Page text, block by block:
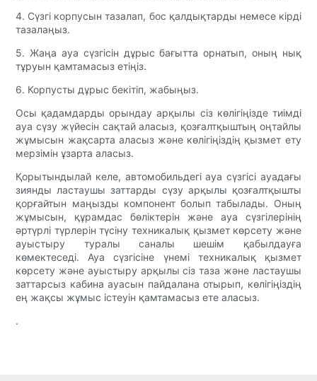
4. Сүзгі корпусын тазалап, бос қалдықтарды немесе кірді
тазалаңыз.
5. Жаңа ауа сүзгісін дұрыс бағытта орнатып, оның нық
тұруын қамтамасыз етіңіз.
6. Корпусты дұрыс бекітіп, жабыңыз.
Осы қадамдарды орындау арқылы сіз көлігіңізде тиімді
ауа сүзу жүйесін сақтай аласыз, қозғалтқыштың оңтайлы
жұмысын жақсарта аласыз және көлігіңіздің қызмет ету
мерзімін ұзарта аласыз.
Қорытындылай келе, автомобильдегі ауа сүзгісі ауадағы
зиянды ластаушы заттарды сүзу арқылы қозғалтқышты
қорғайтын маңызды компонент болып табылады. Оның
жұмысын, құрамдас бөліктерін және ауа сүзгілерінің
әртүрлі түрлерін түсіну техникалық қызмет көрсету және
ауыстыру туралы саналы шешім қабылдауға
көмектеседі. Ауа сүзгісіне үнемі техникалық қызмет
көрсету және ауыстыру арқылы сіз таза және ластаушы
заттарсыз кабина ауасын пайдалана отырып, көлігіңіздің
ең жақсы жұмыс істеуін қамтамасыз ете аласыз.
.